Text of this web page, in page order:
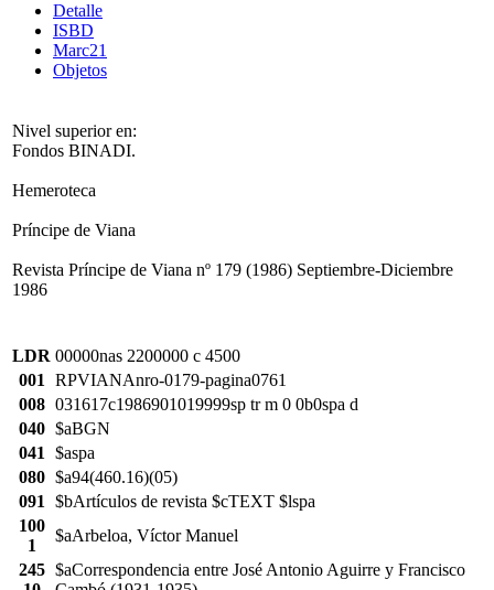
Detalle
ISBD
Marc21
Objetos
Nivel superior en:
Fondos BINADI.
Hemeroteca
Príncipe de Viana
Revista Príncipe de Viana nº 179 (1986) Septiembre-Diciembre
1986
LDR 00000nas 2200000 c 4500
001
RPVIANAnro-0179-pagina0761
008 031617c1986901019999sp tr m 0 0b0spa d
040 $aBGN
041
$aspa
080 $a94(460.16)(05)
091
$bArtículos de revista $cTEXT $lspa
100
1
$aArbeloa, Víctor Manuel
245 $aCorrespondencia entre José Antonio Aguirre y Francisco